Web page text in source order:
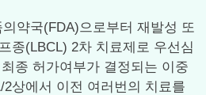
약국(FDA)으로부터 재발성 또
종(LBCL) 2차 치료제로 우선심
종 허가여부가 결정되는 이중
상에서 이전 여러번의 치료를